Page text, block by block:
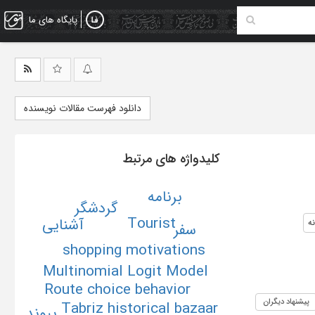
پایگاه های ما
دانلود فهرست مقالات نویسنده
پیشنهاد دیگران
کلیدواژه های مرتبط
Multinomial Logit Model
Route choice behavior
shopping motivations
Tabriz historical bazaar
Tourist
گردشگر
آشنایی
برنامه
سفر